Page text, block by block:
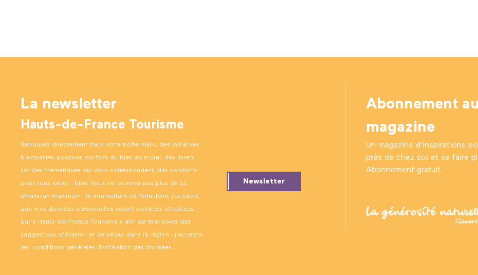
La newsletter
Hauts-de-France Tourisme
Retrouvez directement dans votre boîte mails, des initiatives
& actualités positives qui font du bien au moral, des livrets
sur des thématiques qui vous correspondent, des solutions
pour vous sentir… bien. Vous ne recevrez pas plus de 12
emails/an maximum. En soumettant ce formulaire, j’accepte
que mes données personnelles soient stockées et traitées
par « Hauts-de-France Tourisme » afin de m’envoyer des
suggestions d’évasion et de séjour dans la région ; j’accepte
les conditions générales d’utilisation des données.
Newsletter
Abonnement au
magazine
Un magazine d’inspirations
près de chez soi et se faire
Abonnement gratuit.